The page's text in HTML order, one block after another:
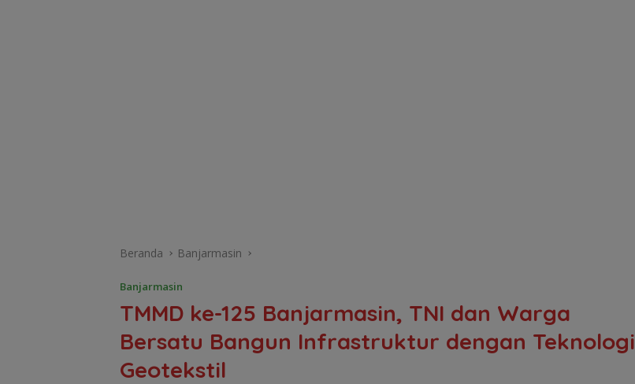
Beranda Banjarmasin
Banjarmasin
TMMD ke-125 Banjarmasin, TNI dan Warga
Bersatu Bangun Infrastruktur dengan Teknologi
Geotekstil